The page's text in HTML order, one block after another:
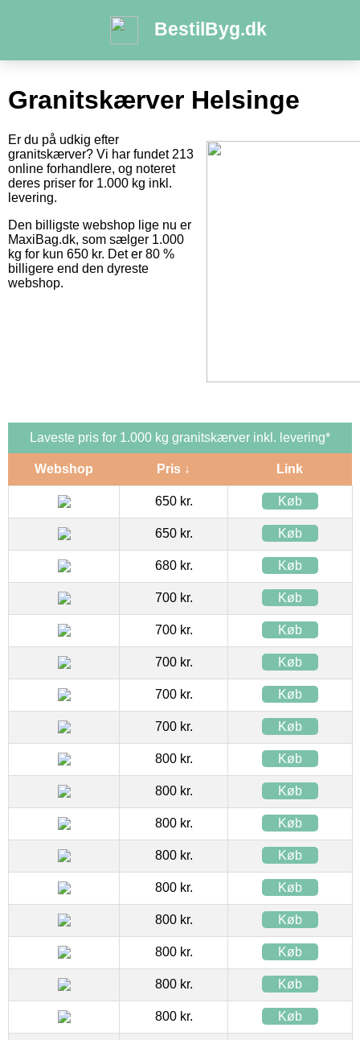
BestilByg.dk
Granitskærver Helsinge
Er du på udkig efter
granitskærver? Vi har fundet 213
online forhandlere, og noteret
deres priser for 1.000 kg inkl.
levering.
Den billigste webshop lige nu er
MaxiBag.dk, som sælger 1.000
kg for kun 650 kr. Det er 80 %
billigere end den dyreste
webshop.
Laveste pris for 1.000 kg granitskærver inkl. levering*
Webshop Pris ↓ Link
650 kr. Køb
650 kr. Køb
680 kr. Køb
700 kr. Køb
700 kr. Køb
700 kr. Køb
700 kr. Køb
700 kr. Køb
800 kr. Køb
800 kr. Køb
800 kr. Køb
800 kr. Køb
800 kr. Køb
800 kr. Køb
800 kr. Køb
800 kr. Køb
800 kr. Køb